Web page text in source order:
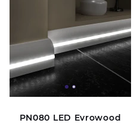
PN080 LED Evrowood